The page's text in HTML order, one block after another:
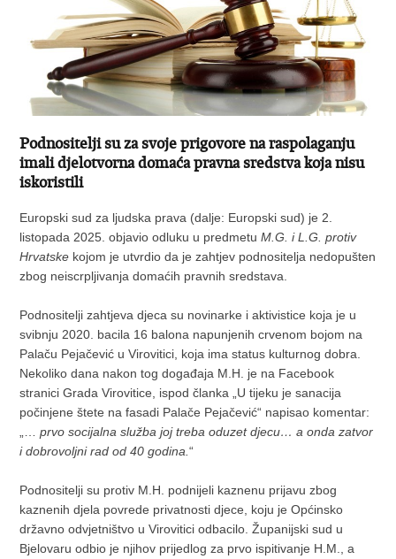
Podnositelji su za svoje prigovore na raspolaganju
imali djelotvorna domaća pravna sredstva koja nisu
iskoristili
Europski sud za ljudska prava (dalje: Europski sud) je 2.
listopada 2025. objavio odluku u predmetuM.G. i L.G. protiv
Hrvatske kojom je utvrdio da je zahtjev podnositelja nedopušten
zbog neiscrpljivanja domaćih pravnih sredstava.
Podnositelji zahtjeva djeca su novinarke i aktivistice koja je u
svibnju 2020. bacila 16 balona napunjenih crvenom bojom na
Palaču Pejačević u Virovitici, koja ima status kulturnog dobra.
Nekoliko dana nakon tog događaja M.H. je na Facebook
stranici Grada Virovitice, ispod članka „U tijeku je sanacija
počinjene štete na fasadi Palače Pejačević“ napisao komentar:
„…prvo socijalna služba joj treba oduzet djecu… a onda zatvor
i dobrovoljni rad od 40 godina.“
Podnositelji su protiv M.H. podnijeli kaznenu prijavu zbog
kaznenih djela povrede privatnosti djece, koju je Općinsko
državno odvjetništvo u Virovitici odbacilo. Županijski sud u
Bjelovaru odbio je njihov prijedlog za prvo ispitivanje H.M., a